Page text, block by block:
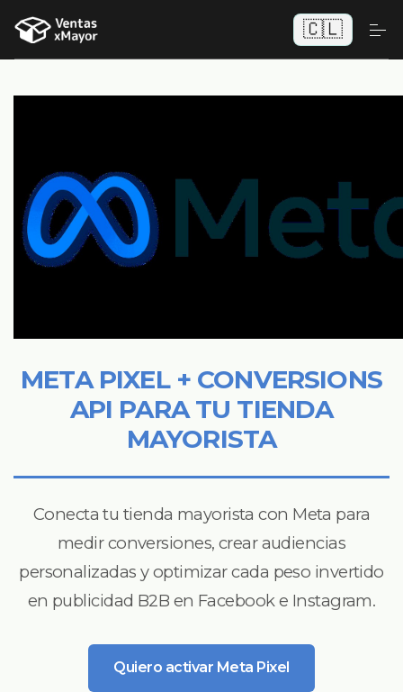
🇨🇱
META PIXEL + CONVERSIONS
API PARA TU TIENDA
MAYORISTA
Conecta tu tienda mayorista con Meta para
medir conversiones, crear audiencias
personalizadas y optimizar cada peso invertido
en publicidad B2B en Facebook e Instagram.
Quiero activar Meta Pixel